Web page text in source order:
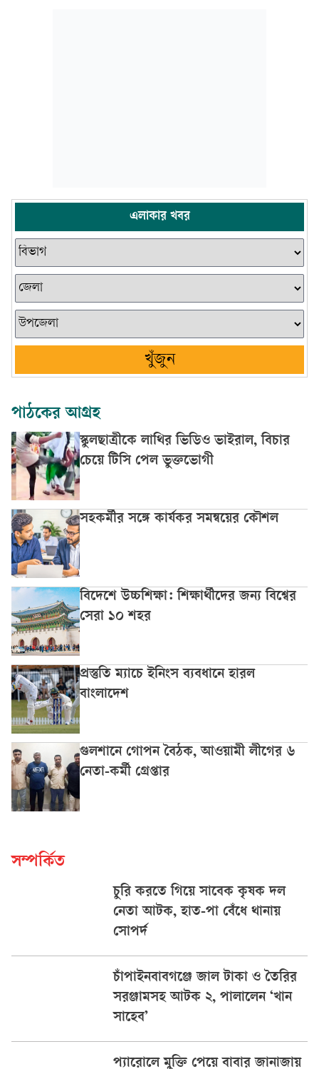
এলাকার খবর
খুঁজুন
পাঠকের আগ্রহ
স্কুলছাত্রীকে লাথির ভিডিও ভাইরাল, বিচার
চেয়ে টিসি পেল ভুক্তভোগী
সহকর্মীর সঙ্গে কার্যকর সমন্বয়ের কৌশল
বিদেশে উচ্চশিক্ষা: শিক্ষার্থীদের জন্য বিশ্বের
সেরা ১০ শহর
প্রস্তুতি ম্যাচে ইনিংস ব্যবধানে হারল
বাংলাদেশ
গুলশানে গোপন বৈঠক, আওয়ামী লীগের ৬
নেতা-কর্মী গ্রেপ্তার
সম্পর্কিত
চুরি করতে গিয়ে সাবেক কৃষক দল
নেতা আটক, হাত-পা বেঁধে থানায়
সোপর্দ
চাঁপাইনবাবগঞ্জে জাল টাকা ও তৈরির
সরঞ্জামসহ আটক ২, পালালেন ‘খান
সাহেব’
প্যারোলে মুক্তি পেয়ে বাবার জানাজায়